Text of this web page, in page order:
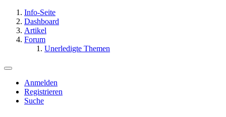
Info-Seite
Dashboard
Artikel
Forum
Unerledigte Themen
Anmelden
Registrieren
Suche